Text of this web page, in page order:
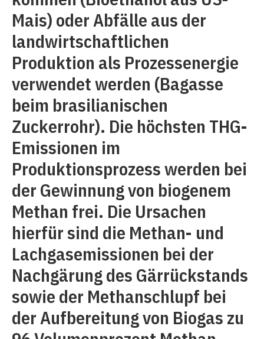
Mais) oder Abfälle aus der
landwirtschaftlichen
Produktion als Prozessenergie
verwendet werden (Bagasse
beim brasilianischen
Zuckerrohr). Die höchsten THG-
Emissionen im
Produktionsprozess werden bei
der Gewinnung von biogenem
Methan frei. Die Ursachen
hierfür sind die Methan- und
Lachgasemissionen bei der
Nachgärung des Gärrückstands
sowie der Methanschlupf bei
der Aufbereitung von Biogas zu